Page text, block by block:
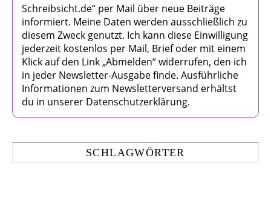
Schreibsicht.de“ per Mail über neue Beiträge
informiert. Meine Daten werden ausschließlich zu
diesem Zweck genutzt. Ich kann diese Einwilligung
jederzeit kostenlos per Mail, Brief oder mit einem
Klick auf den Link „Abmelden“ widerrufen, den ich
in jeder Newsletter-Ausgabe finde. Ausführliche
Informationen zum Newsletterversand erhältst
du in unserer Datenschutzerklärung.
SCHLAGWÖRTER